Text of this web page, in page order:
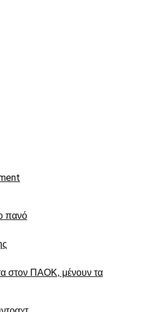
πανό
στον ΠΑΟΚ, μένουν τα